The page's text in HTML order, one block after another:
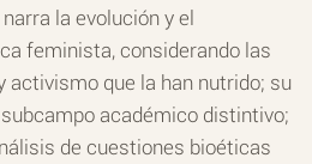
la evolución y el
feminista, considerando las
activismo que la han nutrido; su
académico distintivo;
de cuestiones bioéticas